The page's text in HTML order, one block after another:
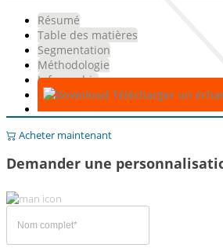
Résumé
Table des matières
Segmentation
Méthodologie
Infographie
Télécharger un
Acheter maintenant
Demander une